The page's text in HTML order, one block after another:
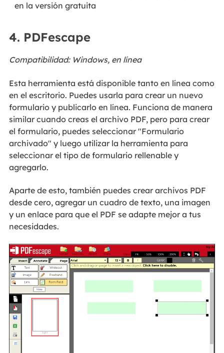
en la versión gratuita
4. PDFescape
Compatibilidad: Windows, en línea
Esta herramienta está disponible tanto en línea como
en el escritorio. Puedes usarla para crear un nuevo
formulario y publicarlo en línea. Funciona de manera
similar cuando creas el archivo PDF, pero para crear
el formulario, puedes seleccionar "Formulario
archivado" y luego utilizar la herramienta para
seleccionar el tipo de formulario rellenable y
agregarlo.
Aparte de esto, también puedes crear archivos PDF
desde cero, agregar un cuadro de texto, una imagen
y un enlace para que el PDF se adapte mejor a tus
necesidades.